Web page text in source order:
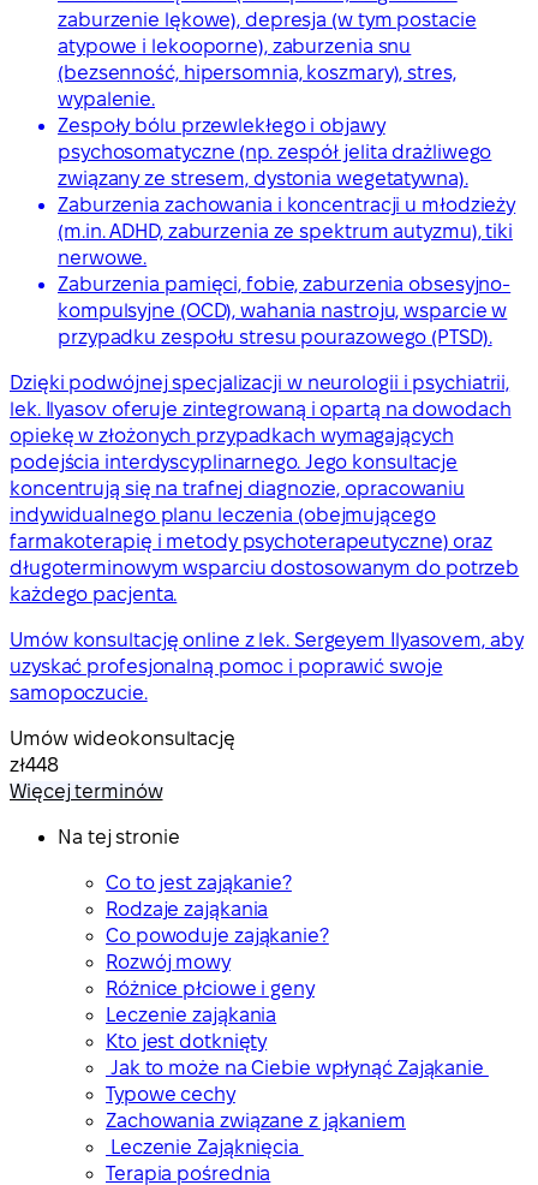
zaburzenie lękowe), depresja (w tym postacie
atypowe i lekooporne), zaburzenia snu
(bezsenność, hipersomnia, koszmary), stres,
wypalenie.
Zespoły bólu przewlekłego i objawy
psychosomatyczne (np. zespół jelita drażliwego
związany ze stresem, dystonia wegetatywna).
Zaburzenia zachowania i koncentracji u młodzieży
(m.in. ADHD, zaburzenia ze spektrum autyzmu), tiki
nerwowe.
Zaburzenia pamięci, fobie, zaburzenia obsesyjno-
kompulsyjne (OCD), wahania nastroju, wsparcie w
przypadku zespołu stresu pourazowego (PTSD).
Dzięki podwójnej specjalizacji w neurologii i psychiatrii,
lek. Ilyasov oferuje zintegrowaną i opartą na dowodach
opiekę w złożonych przypadkach wymagających
podejścia interdyscyplinarnego. Jego konsultacje
koncentrują się na trafnej diagnozie, opracowaniu
indywidualnego planu leczenia (obejmującego
farmakoterapię i metody psychoterapeutyczne) oraz
długoterminowym wsparciu dostosowanym do potrzeb
każdego pacjenta.
Umów konsultację online z lek. Sergeyem Ilyasovem, aby
uzyskać profesjonalną pomoc i poprawić swoje
samopoczucie.
Umów wideokonsultację
zł448
Więcej terminów
Na tej stronie
Co to jest zająkanie?
Rodzaje zająkania
Co powoduje zająkanie?
Rozwój mowy
Różnice płciowe i geny
Leczenie zająkania
Kto jest dotknięty
Jak to może na Ciebie wpłynąć Zająkanie
Typowe cechy
Zachowania związane z jąkaniem
Leczenie Zająknięcia
Terapia pośrednia